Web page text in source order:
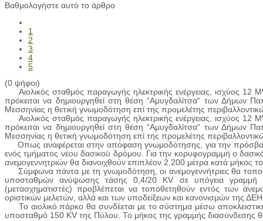
Βαθμολογήστε αυτό το άρθρο
1
2
3
4
5
(0 ψήφοι)
Αιολικός σταθμός παραγωγής ηλεκτρικής ενέργειας, ισχύος 12
πρόκειται να δημιουργηθεί στη θέση “Αμυγδαλίτσα“ των Δήμων
Μεσσηνίας η θετική γνωμοδότηση επί της προμελέτης
Αιολικός σταθμός παραγωγής ηλεκτρικής ενέργειας, ισχύος 12
πρόκειται να δημιουργηθεί στη θέση “Αμυγδαλίτσα“ των Δήμων
Μεσσηνίας η θετική γνωμοδότηση επί της προμελέτης
Οπως αναφέρεται στην απόφαση γνωμοδότησης, για την πρόσβαση
ενός τμήματος νέου δασικού δρόμου. Για την κορυφογραμμή ο
ανεμογεννητριών θα διανοιχθούν επιπλέον 2.200 μέτρα κατά μήκος
Σύμφωνα πάντα με τη γνωμοδότηση, οι ανεμογεννήτριες θα
υποσταθμών ανύψωσης τάσης 0,4/20 KV σε υπόγεια γραμμή
(μετασχηματιστές) προβλέπεται να τοποθετηθούν εντός των
οριστικών μελετών, αλλά και των υποδείξεων και κανονισμών της
Το αιολικό πάρκο θα συνδέεται με το σύστημα μέσω
υποσταθμό 150 KV της Πύλου. Το μήκος της γραμμής διασύνδεσης